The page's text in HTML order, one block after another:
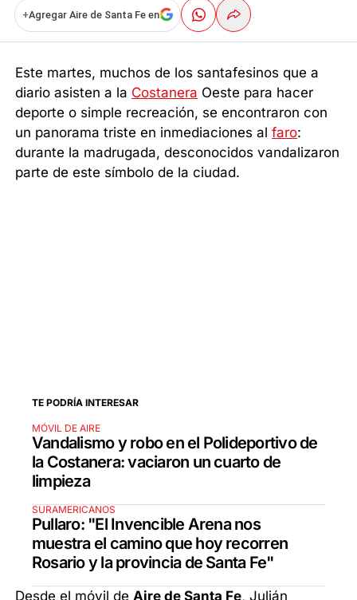
+Agregar Aire de Santa Fe en
Este martes, muchos de los santafesinos que a
diario asisten a la Costanera Oeste para hacer
deporte o simple recreación, se encontraron con
un panorama triste en inmediaciones alfaro:
durante la madrugada, desconocidos vandalizaron
parte de este símbolo de la ciudad.
TE PODRÍA INTERESAR
MÓVIL DE AIRE
Vandalismo y robo en el Polideportivo de
la Costanera: vaciaron un cuarto de
limpieza
SURAMERICANOS
Pullaro: "El Invencible Arena nos
muestra el camino que hoy recorren
Rosario y la provincia de Santa Fe"
Desde el móvil de Aire de Santa Fe, Julián